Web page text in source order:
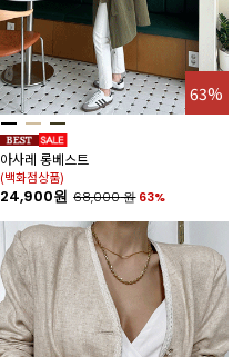
63%
아사레 롱베스트
(백화점상품)
24,900원 68,000원 63%